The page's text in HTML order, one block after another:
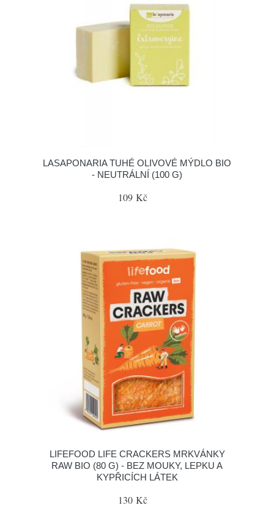
LASAPONARIA TUHÉ OLIVOVÉ MÝDLO BIO
- NEUTRÁLNÍ (100 G)
109 Kč
LIFEFOOD LIFE CRACKERS MRKVÁNKY
RAW BIO (80 G) - BEZ MOUKY, LEPKU A
KYPŘICÍCH LÁTEK
130 Kč